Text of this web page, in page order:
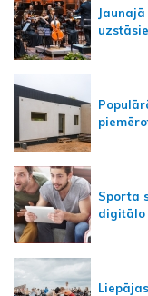
Sporta
digitālo